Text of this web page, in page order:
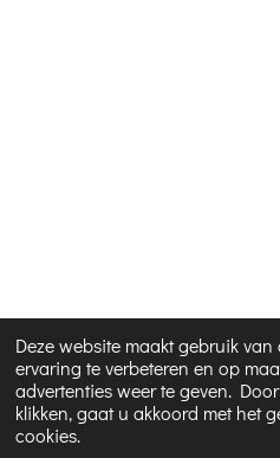
Deze website maakt gebruik
ervaring te verbeteren en op
advertenties weer te geven. Door
klikken, gaat u akkoord met het
cookies.